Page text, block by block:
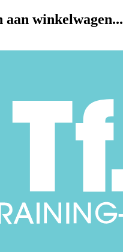
aan winkelwagen...